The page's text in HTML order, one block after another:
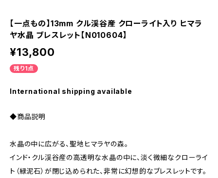
【一点もの】13mm クル渓谷産 クローライト入り ヒマラ
ヤ水晶 ブレスレット【N010604】
¥13,800
残り1点
International shipping available
◆商品説明
水晶の中に広がる、聖地ヒマラヤの森。
インド・クル渓谷産の高透明な水晶の中に、淡く微細なクローライ
ト（緑泥石）が閉じ込められた、非常に幻想的なブレスレットです。